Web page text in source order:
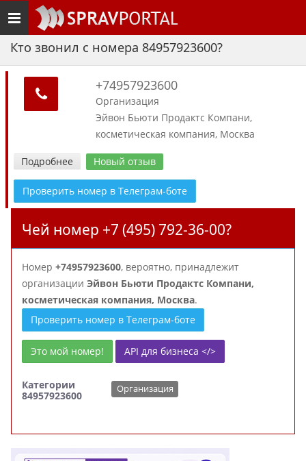
Toggle
navigation
Кто звонил с номера 84957923600?
+74957923600
Организация
Эйвон Бьюти Продактс Компани,
косметическая компания, Москва
Подробнее Новый отзыв
Проверить номер в Телеграм-боте
Чей номер +7 (495) 792-36-00?
Номер +74957923600, вероятно, принадлежит
организации Эйвон Бьюти Продактс Компани,
косметическая компания, Москва.
Проверить номер в Телеграм-боте
Это мой номер! API для бизнеса </>
Категории
84957923600
Организация